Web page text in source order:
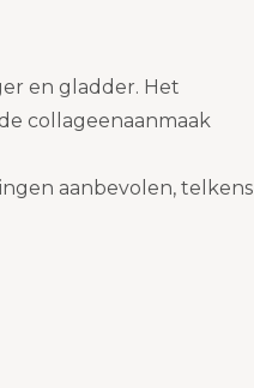
en gladder. Het
collageenaanmaak
aanbevolen, telkens